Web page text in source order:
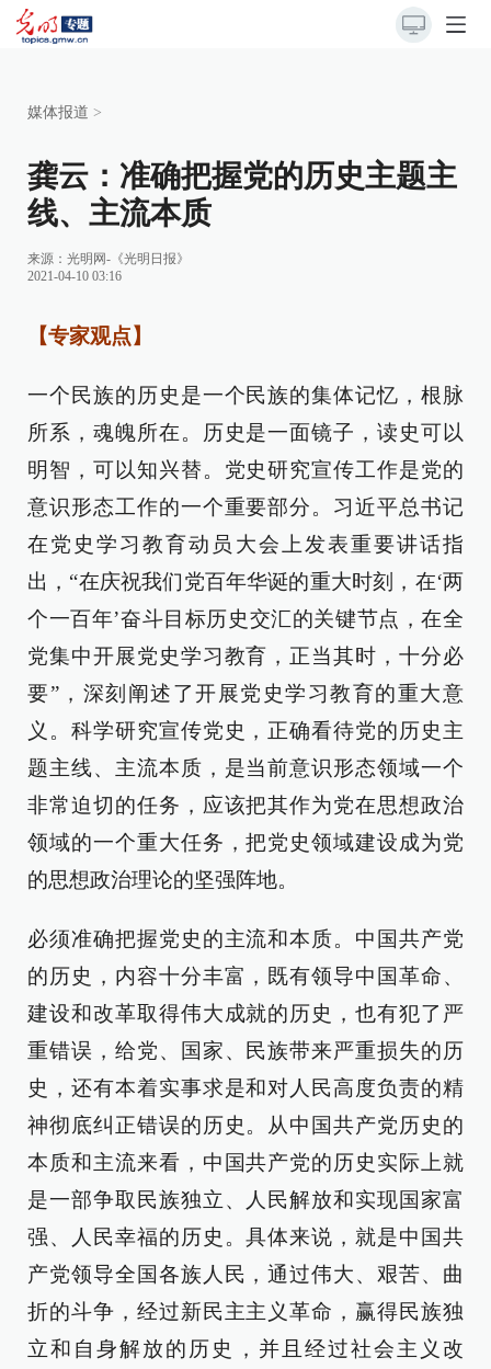
媒体报道 >
龚云：准确把握党的历史主题主
线、主流本质
来源： 光明网-《光明日报》
2021-04-10 03:16
【专家观点】
一个民族的历史是一个民族的集体记忆，根脉
所系，魂魄所在。历史是一面镜子，读史可以
明智，可以知兴替。党史研究宣传工作是党的
意识形态工作的一个重要部分。习近平总书记
在党史学习教育动员大会上发表重要讲话指
出，“在庆祝我们党百年华诞的重大时刻，在‘两
个一百年’奋斗目标历史交汇的关键节点，在全
党集中开展党史学习教育，正当其时，十分必
要”，深刻阐述了开展党史学习教育的重大意
义。科学研究宣传党史，正确看待党的历史主
题主线、主流本质，是当前意识形态领域一个
非常迫切的任务，应该把其作为党在思想政治
领域的一个重大任务，把党史领域建设成为党
的思想政治理论的坚强阵地。
必须准确把握党史的主流和本质。中国共产党
的历史，内容十分丰富，既有领导中国革命、
建设和改革取得伟大成就的历史，也有犯了严
重错误，给党、国家、民族带来严重损失的历
史，还有本着实事求是和对人民高度负责的精
神彻底纠正错误的历史。从中国共产党历史的
本质和主流来看，中国共产党的历史实际上就
是一部争取民族独立、人民解放和实现国家富
强、人民幸福的历史。具体来说，就是中国共
产党领导全国各族人民，通过伟大、艰苦、曲
折的斗争，经过新民主主义革命，赢得民族独
立和自身解放的历史，并且经过社会主义改